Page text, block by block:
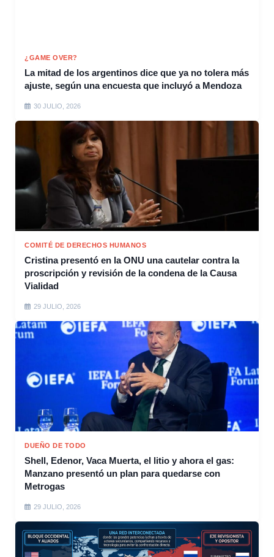
¿GAME OVER?
La mitad de los argentinos dice que ya no tolera más
ajuste, según una encuesta que incluyó a Mendoza
30 JULIO, 2026
COMITÉ DE DERECHOS HUMANOS
Cristina presentó en la ONU una cautelar contra la
proscripción y revisión de la condena de la Causa
Vialidad
29 JULIO, 2026
DUEÑO DE TODO
Shell, Edenor, Vaca Muerta, el litio y ahora el gas:
Manzano presentó un plan para quedarse con
Metrogas
29 JULIO, 2026